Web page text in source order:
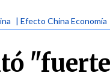
| Efecto China Economía